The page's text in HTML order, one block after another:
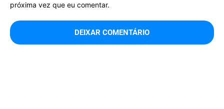
próxima vez que eu comentar.